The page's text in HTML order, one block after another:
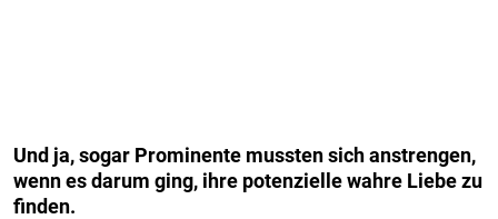
Und ja, sogar Prominente mussten sich anstrengen,
wenn es darum ging, ihre potenzielle wahre Liebe zu
finden.